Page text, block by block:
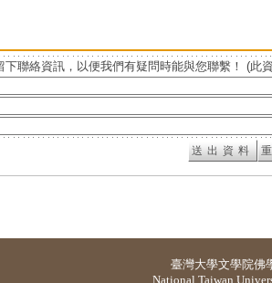
下聯絡資訊，以便我們有疑問時能與您聯繫！ (此
臺灣大學文學院佛
National Taiwan